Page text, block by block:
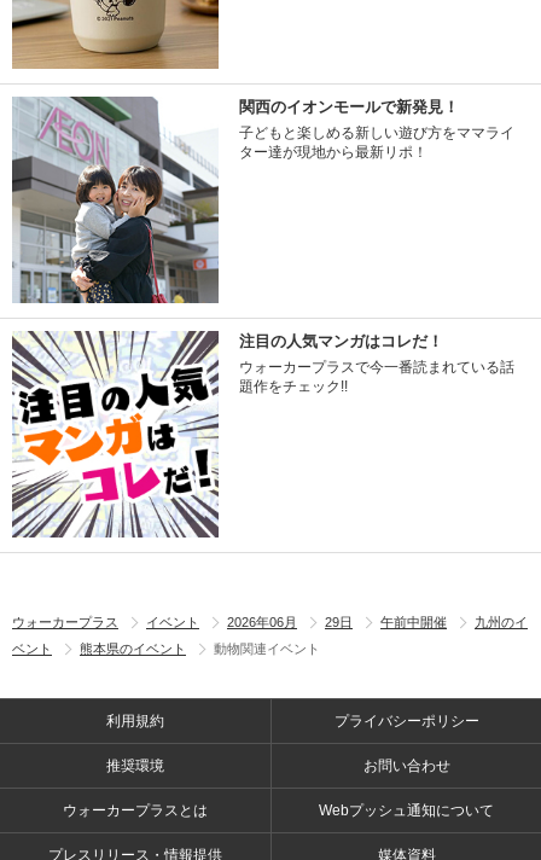
関西のイオンモールで新発見！
子どもと楽しめる新しい遊び方をママライ
ター達が現地から最新リポ！
注目の人気マンガはコレだ！
ウォーカープラスで今一番読まれている話
題作をチェック!!
ウォーカープラス イベント 2026年06月 29日 午前中開催
九州のイ
ベント
熊本県のイベント 動物関連イベント
利用規約 プライバシーポリシー
推奨環境 お問い合わせ
ウォーカープラスとは Webプッシュ通知について
プレスリリース・情報提供 媒体資料